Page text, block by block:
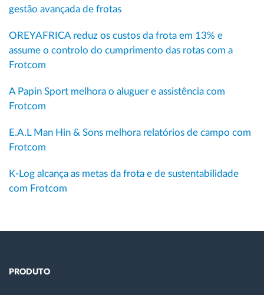
gestão avançada de frotas
OREYAFRICA reduz os custos da frota em 13% e
assume o controlo do cumprimento das rotas com a
Frotcom
A Papin Sport melhora o aluguer e assistência com
Frotcom
E.A.L Man Hin & Sons melhora relatórios de campo com
Frotcom
K-Log alcança as metas da frota e de sustentabilidade
com Frotcom
PRODUTO